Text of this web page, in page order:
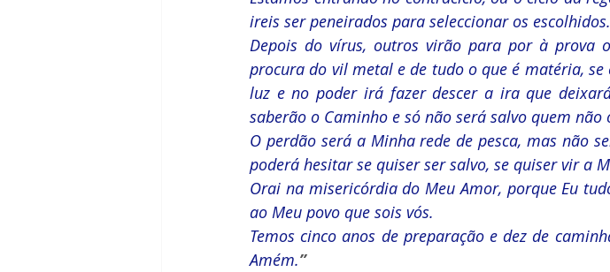
ireis ser peneirados para seleccionar os escolhidos.
Depois do vírus, outros virão para por à prova
procura do vil metal e de tudo o que é matéria, se
luz e no poder irá fazer descer a ira que
saberão o Caminho e só não será salvo quem não
O perdão será a Minha rede de pesca, mas não
poderá hesitar se quiser ser salvo, se quiser vir a
Orai na misericórdia do Meu Amor, porque Eu
ao Meu povo que sois vós.
Temos cinco anos de preparação e dez de
Amém.”